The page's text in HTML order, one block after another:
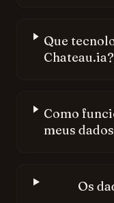
Que
Chateau.ia?
Como
meus
Os